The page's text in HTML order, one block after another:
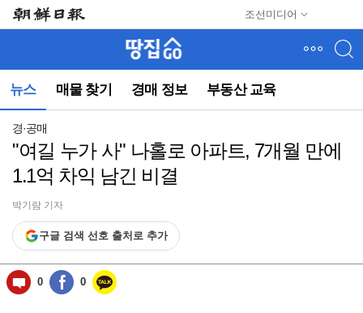
조선미디어
뉴스 매물 찾기 경매 정보 부동산 교육
뉴
(컨
동)
경·공매
"여길 누가 사" 나홀로 아파트, 7개월 만에
1.1억 차익 남긴 비결
박기람 기자
구글 검색 선호 출처로 추가
0 0